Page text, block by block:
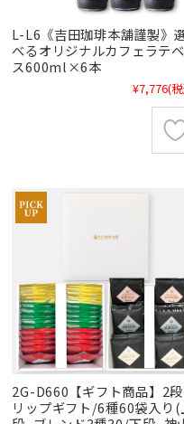
L-L6《吉田珈琲本舗謹製》
べるオリジナルカフェラテ
ス600ml×6本
¥7,776(
2G-D660【ギフト商品】2
リップギフト/6種60袋入り(